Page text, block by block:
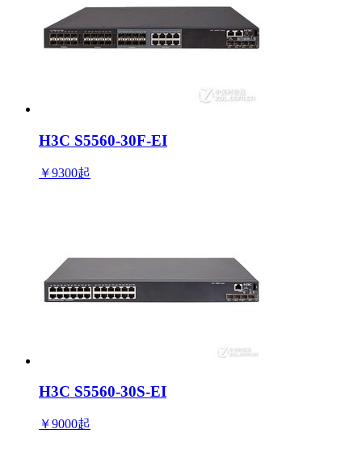
H3C S5560-30F-EI
￥9300起
H3C S5560-30S-EI
￥9000起